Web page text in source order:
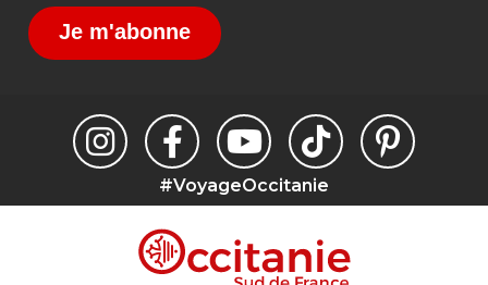
Je m'abonne
#VoyageOccitanie